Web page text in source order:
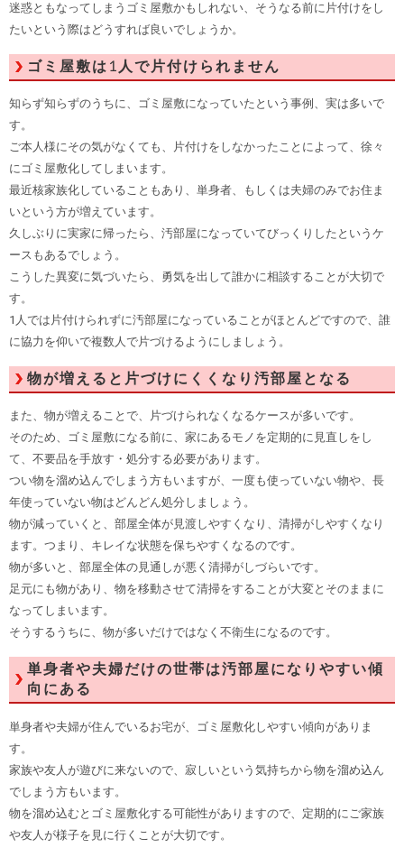
迷惑ともなってしまうゴミ屋敷かもしれない、そうなる前に片付けをし
たいという際はどうすれば良いでしょうか。
ゴミ屋敷は1人で片付けられません
知らず知らずのうちに、ゴミ屋敷になっていたという事例、実は多いで
す。
ご本人様にその気がなくても、片付けをしなかったことによって、徐々
にゴミ屋敷化してしまいます。
最近核家族化していることもあり、単身者、もしくは夫婦のみでお住ま
いという方が増えています。
久しぶりに実家に帰ったら、汚部屋になっていてびっくりしたというケ
ースもあるでしょう。
こうした異変に気づいたら、勇気を出して誰かに相談することが大切で
す。
1人では片付けられずに汚部屋になっていることがほとんどですので、誰
に協力を仰いで複数人で片づけるようにしましょう。
物が増えると片づけにくくなり汚部屋となる
また、物が増えることで、片づけられなくなるケースが多いです。
そのため、ゴミ屋敷になる前に、家にあるモノを定期的に見直しをし
て、不要品を手放す・処分する必要があります。
つい物を溜め込んでしまう方もいますが、一度も使っていない物や、長
年使っていない物はどんどん処分しましょう。
物が減っていくと、部屋全体が見渡しやすくなり、清掃がしやすくなり
ます。つまり、キレイな状態を保ちやすくなるのです。
物が多いと、部屋全体の見通しが悪く清掃がしづらいです。
足元にも物があり、物を移動させて清掃をすることが大変とそのままに
なってしまいます。
そうするうちに、物が多いだけではなく不衛生になるのです。
単身者や夫婦だけの世帯は汚部屋になりやすい傾
向にある
単身者や夫婦が住んでいるお宅が、ゴミ屋敷化しやすい傾向がありま
す。
家族や友人が遊びに来ないので、寂しいという気持ちから物を溜め込ん
でしまう方もいます。
物を溜め込むとゴミ屋敷化する可能性がありますので、定期的にご家族
や友人が様子を見に行くことが大切です。